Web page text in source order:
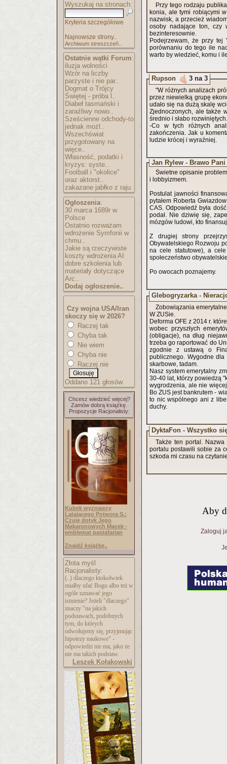
Wyszukaj na stronach:
Kryteria szczegółowe
Najnowsze strony..
Archiwum streszczeń..
Ostatnie wątki Forum:
iluzja wolności
Wzór na liczby
parzyste i nie par..
Dogmat o Trójcy
Świętej - próba l..
Diabeł tasmański i
zaraźliwy nowo..
Sześcienne odchody-to
jednak możl..
Wszechświat
przygotowany na
więce..
Własność, podatki i
kryzys: syste..
Football i "okolice"
oraz aktorst..
zakazane jabłko z raju
Ogłoszenia:
30 marca 1689r w
Polsce
Ostatnio rozważam
wdrożenie Symfonii w
chmu..
Jakie są rzeczywiste
koszty wdrożenia AI
dobre szkolenia lub
materiały dotyczące
Arc..
Dodaj ogłoszenie..
Czy wojna USA/Iran
skoczy się w 2026?
Raczej tak
Chyba tak
Nie wiem
Chyba nie
Raczej nie
Oddano 121 głosów.
Chcesz wiedzieć więcej?
Zamów dobrą książkę.
Propozycje Racjonalisty:
Kubek wyznawcy
Latającego Potwora S.:
Czuję dotyk Jego
Makaronowych Macek -
emblemat pastafarian
Znajdź książkę..
Złota myśl
Racjonalisty:
(..) dlaczego ktokolwiek
miałby ufać Bogu albo też w
ogóle uznawać jego
istnienie? Jeżeli "dlaczego"
znaczy "na jakich
podstawach, podobnych
tym, do których
odwołujemy się, przyjmując
hipotezy naukowe" -
odpowiedzi nie ma, jako że
nie ma takich podstaw.
Leszek Kołakowski
Przy tego rodzaju
konia, ale tymi robiącymi
nazwisk, a przecież
osoby nadające ton, czy
bezinteresownie.
Podejrzewam, że przy
porównaniu do tego ile
warto by wiedzieć, komu i
Rupson 3 na 3
"W różnych analizach
przez niewielką grupę
udało się na dużą skalę
Zjednoczonych, ale także
średnio i słabo
-Co w tych różnych
zakończenia. Jak u
ludzie krócej i wyraźniej.
Jan Rylew - Brawo
Świetne opisanie
i lobbyizmem.
Postulat jawności
pytałem Roberta Gwiazdowskiego "od Smitha" w czasie dyskusji na forum GW o źródła utrzymania
CAS. Odpowiedź była
podał. Nie dziwię się,
mózgów ludowi, kto
Z drugiej strony
Obywatelskiego Rozwoju
na cele statutowe), a cele
społeczeństwo
Po owocach poznajemy.
Glebogryzarka -
Zobowiązania
W ZUSie.
Deforma OFE z 2014 r.
wobec przyszłych
(obligacje), na dług niejawny - zobowiązanie ZUS. Tego długu już nie widać w
trzeba go raportować do
zgodnie z ustawą o
publicznego. Wygodne dla
skarbowe, tadam.
Nasz system emerytalny
30-40 lat, którzy powiedzą
wygrodzenia, ale nie
Bo ZUS jest bankrutem -
to nic wspólnego ani z
duchy.
DyktaFon - Wszystko
Także ten portal.
portalu postawili sobie za
szkoda mi czasu na
Aby
Zaloguj